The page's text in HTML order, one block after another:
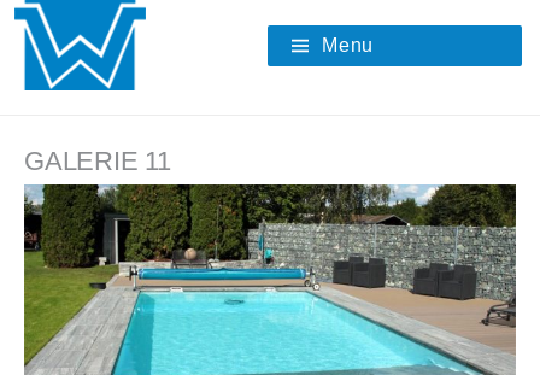
Skip
content
Menu
GALERIE 11